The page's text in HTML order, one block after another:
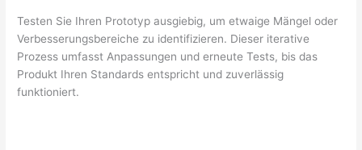
Testen Sie Ihren Prototyp ausgiebig, um etwaige Mängel oder
Verbesserungsbereiche zu identifizieren. Dieser iterative
Prozess umfasst Anpassungen und erneute Tests, bis das
Produkt Ihren Standards entspricht und zuverlässig
funktioniert.